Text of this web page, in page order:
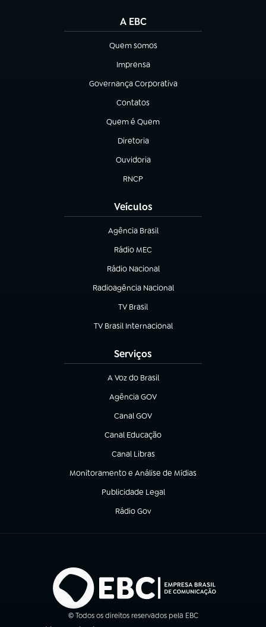
A EBC
Quem somos
(abre em nova aba)
Imprensa
(abre em nova aba)
Governança Corporativa
(abre em nova aba)
Contatos
(abre em nova aba)
Quem é Quem
(abre em nova aba)
Diretoria
(abre em nova aba)
Ouvidoria
(abre em nova aba)
RNCP
(abre em nova aba)
Veículos
Agência Brasil
(abre em nova aba)
Rádio MEC
Rádio Nacional
(abre em nova aba)
Radioagência Nacional
(abre em nova aba)
TV Brasil
(abre em nova aba)
TV Brasil Internacional
(abre em nova aba)
Serviços
A Voz do Brasil
(abre em nova aba)
Agência GOV
(abre em nova aba)
Canal GOV
(abre em nova aba)
Canal Educação
(abre em nova aba)
Canal Libras
(abre em nova aba)
Monitoramento e Análise de Mídias
(abre em nova aba)
Publicidade Legal
(abre em nova aba)
Rádio Gov
(abre em nova aba)
© Todos os direitos reservados pela EBC